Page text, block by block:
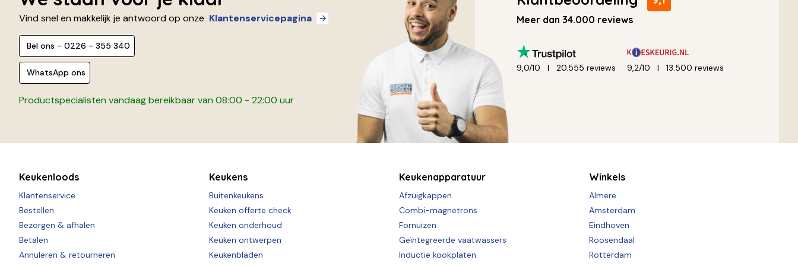
Vind snel en makkelijk je antwoord op onze Klantenservicepagina
Bel ons - 0226 - 355 340
WhatsApp ons
Productspecialisten vandaag bereikbaar van 08:00 - 22:00 uur
Meer dan 34.000 reviews
9,0/10 20.555 reviews 9,2/10 13.500 reviews
Keukenloods
Klantenservice
Bestellen
Bezorgen & afhalen
Betalen
Annuleren & retourneren
Keukens
Buitenkeukens
Keuken offerte check
Keuken onderhoud
Keuken ontwerpen
Keukenbladen
Keukenapparatuur
Afzuigkappen
Combi-magnetrons
Fornuizen
Geïntegreerde vaatwassers
Inductie kookplaten
Winkels
Almere
Amsterdam
Eindhoven
Roosendaal
Rotterdam